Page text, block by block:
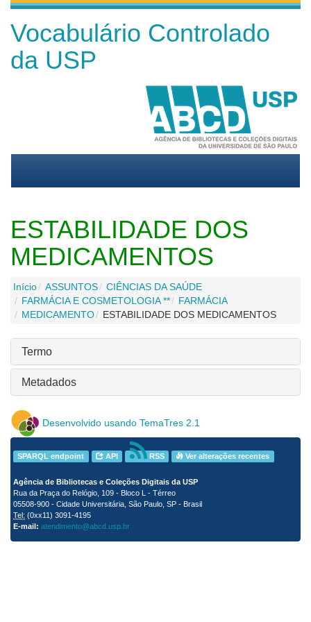
Vocabulário Controlado
da USP
ESTABILIDADE DOS
MEDICAMENTOS
Início ASSUNTOS
CIÊNCIAS DA SAÚDE
FARMÁCIA E COSMETOLOGIA **
FARMÁCIA
MEDICAMENTO
ESTABILIDADE DOS MEDICAMENTOS
Termo
Metadados
Desenvolvido usando TemaTres 2.1
SPARQL endpoint API RSS Ver alterações recentes
Agência de Bibliotecas e Coleções Digitais da USP
Rua da Praça do Relógio, 109 - Bloco L - Térreo
05508-900 - Cidade Universitária, São Paulo, SP - Brasil
Tel: (0xx11) 3091-4195
E-mail: atendimento@abcd.usp.br